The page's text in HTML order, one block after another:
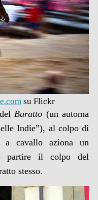
su Flickr
delBuratto (un automa
Indie”), al colpo di
a cavallo aziona un
partire il colpo del
stesso.